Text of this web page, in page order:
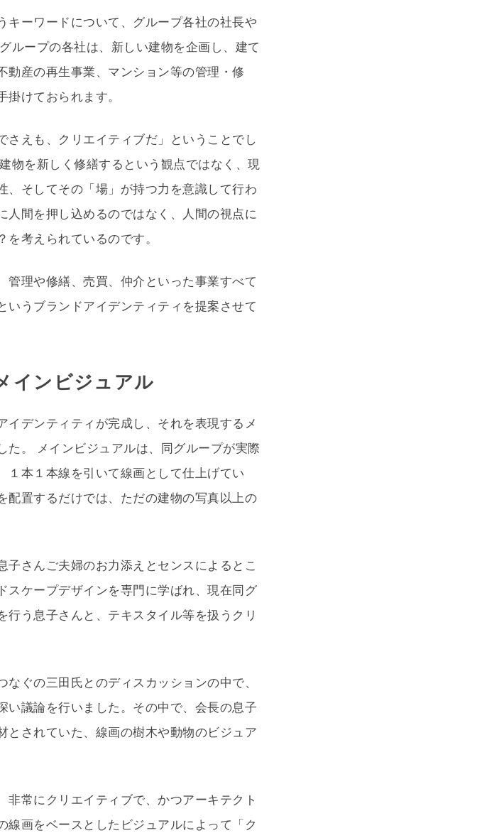
ーワードについて、グループ各社の社長や
ループの各社は、新しい建物を企画し、建て
動産の再生事業、マンション等の管理・修
けておられます。
えも、クリエイティブだ」ということでし
物を新しく修繕するという観点ではなく、現
そしてその「場」が持つ力を意識して行わ
間を押し込めるのではなく、人間の視点に
考えられているのです。
管理や修繕、売買、仲介といった事業すべて
いうブランドアイデンティティを提案させて
インビジュアル
イデンティティが完成し、それを表現するメ
。 メインビジュアルは、同グループが実際
１本１本線を引いて線画として仕上げてい
配置するだけでは、ただの建物の写真以上の
さんご夫婦のお力添えとセンスによるとこ
スケープデザインを専門に学ばれ、現在同グ
う息子さんと、テキスタイル等を扱うクリ
ぐの三田氏とのディスカッションの中で、
い議論を行いました。その中で、会長の息子
とされていた、線画の樹木や動物のビジュア
常にクリエイティブで、かつアーキテクト
画をベースとしたビジュアルによって「ク